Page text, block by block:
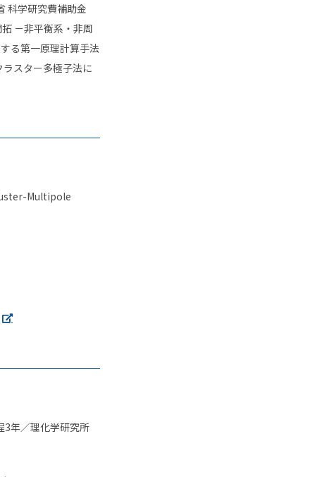
科学研究費補助金
－非平衡系・非周
る第一原理計算手法
ラスター多極子法に
Multipole
3年／理化学研究所